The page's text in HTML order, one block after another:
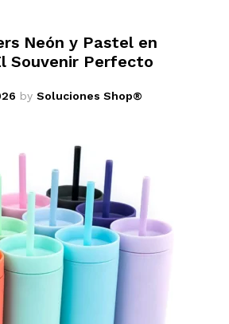
Neón y Pastel en
Souvenir Perfecto
by Soluciones Shop®